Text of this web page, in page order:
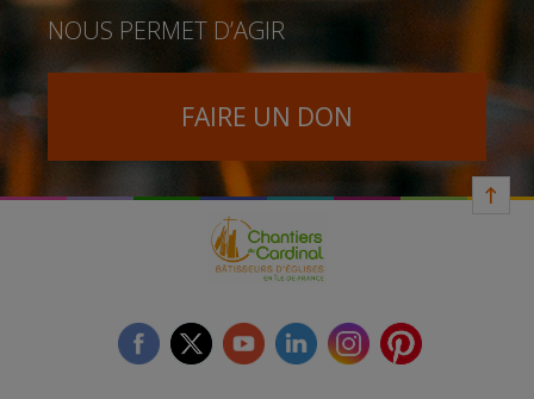
NOUS PERMET D’AGIR
FAIRE UN DON
facebooktwitter youtube linkedin instagram